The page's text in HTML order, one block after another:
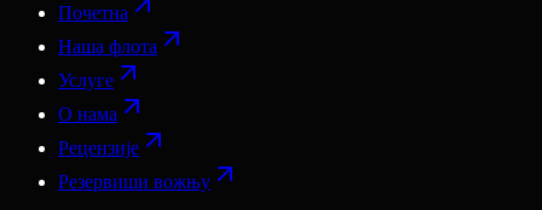
Почетна
Наша флота
Услуге
О нама
Рецензије
Резервиши вожњу